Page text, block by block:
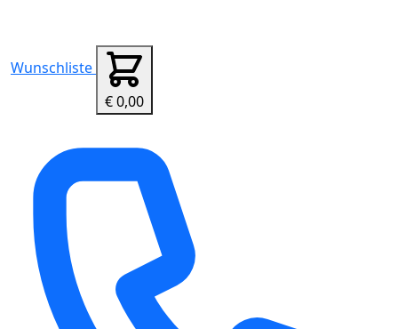
Wunschliste
€ 0,00